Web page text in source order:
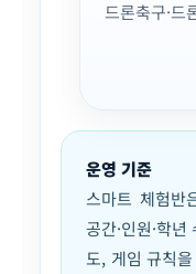
드론축구·드
운영 기준
스마트 체험반
공간·인원·학
도, 게임 규칙